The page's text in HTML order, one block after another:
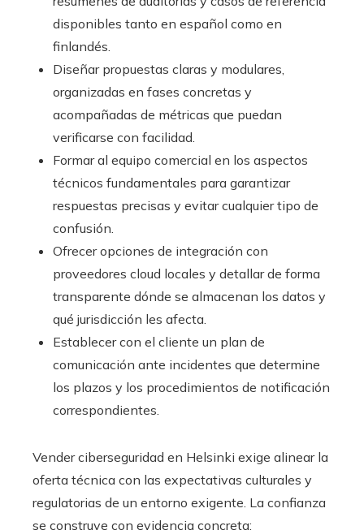
disponibles tanto en español como en
finlandés.
Diseñar propuestas claras y modulares,
organizadas en fases concretas y
acompañadas de métricas que puedan
verificarse con facilidad.
Formar al equipo comercial en los aspectos
técnicos fundamentales para garantizar
respuestas precisas y evitar cualquier tipo de
confusión.
Ofrecer opciones de integración con
proveedores cloud locales y detallar de forma
transparente dónde se almacenan los datos y
qué jurisdicción les afecta.
Establecer con el cliente un plan de
comunicación ante incidentes que determine
los plazos y los procedimientos de notificación
correspondientes.
Vender ciberseguridad en Helsinki exige alinear la
oferta técnica con las expectativas culturales y
regulatorias de un entorno exigente. La confianza
se construye con evidencia concreta: